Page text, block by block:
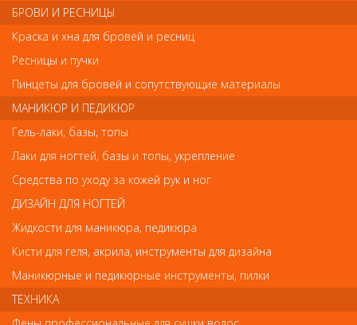
Ваш отзыв станет первым
Напишите свой отзыв
Комментарий
Имя
БРОВИ И РЕСНИЦЫ
Краска и хна для бровей и ресниц
Ресницы и пучки
Пинцеты для бровей и сопутствующие материалы
МАНИКЮР И ПЕДИКЮР
Гель-лаки, базы, топы
Лаки для ногтей, базы и топы, укрепление
Средства по уходу за кожей рук и ног
ДИЗАЙН ДЛЯ НОГТЕЙ
Жидкости для маникюра, педикюра
Кисти для геля, акрила, инструменты для дизайна
Маникюрные и педикюрные инструменты, пилки
ТЕХНИКА